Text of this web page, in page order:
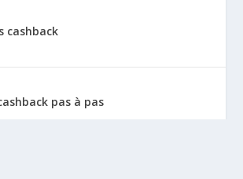
cashback
pas à pas